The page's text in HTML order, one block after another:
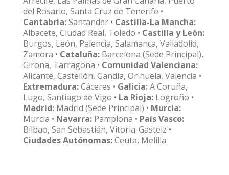
del Rosario, Santa Cruz de Tenerife •
Cantabria:Santander • Castilla-La Mancha:
Albacete, Ciudad Real, Toledo • Castilla y León:
Burgos, León, Palencia, Salamanca, Valladolid,
Zamora • Cataluña: Barcelona (Sede Principal),
Girona, Tarragona • Comunidad Valenciana:
Alicante, Castellón, Gandia, Orihuela, Valencia •
Extremadura:Cáceres • Galicia:A Coruña,
Lugo, Santiago de Vigo • La Rioja: Logroño •
Madrid: Madrid (Sede Principal) • Murcia:
Murcia • Navarra: Pamplona • País Vasco:
Bilbao, San Sebastián, Vitoria-Gasteiz •
Ciudades Autónomas:Ceuta, Melilla.